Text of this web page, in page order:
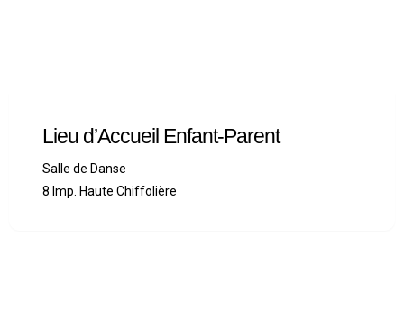
Lieu d’Accueil Enfant-Parent
Salle de Danse
8 Imp. Haute Chiffolière